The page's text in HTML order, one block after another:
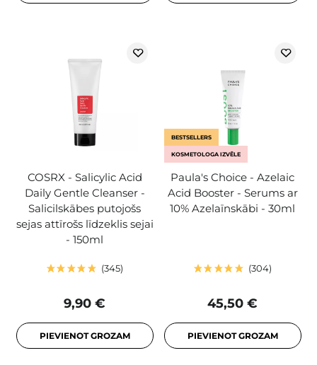
COSRX - Salicylic Acid
Daily Gentle Cleanser -
Salicilskābes putojošs
sejas attīrošs līdzeklis sejai
- 150ml
345
9,90 €
PIEVIENOT GROZAM
BESTSELLERS
KOSMETOLOGA IZVĒLE
Paula's Choice - Azelaic
Acid Booster - Serums ar
10% Azelaīnskābi - 30ml
304
45,50 €
PIEVIENOT GROZAM